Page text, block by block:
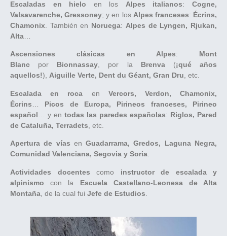
Escaladas en hielo en los Alpes italianos:Cogne,
Valsavarenche, Gressoney; y en los Alpes franceses: Écrins,
Chamonix . También en Noruega: Alpes de Lyngen, Rjukan,
Alta
Ascensiones clásicas en Alpes: Mont
Blanc por Bionnassay, por la Brenva(¡qué años
aquellos!), Aiguille Verte, Dent du Géant, Gran Dru, etc.
Escalada en roca en Vercors, Verdon, Chamonix,
Écrins
Picos de Europa, Pirineos franceses, Pirineo
español … y en todas las paredes españolas: Riglos, Pared
de Cataluña, Terradets , etc.
Apertura de vías enGuadarrama, Gredos, Laguna Negra,
Comunidad Valenciana, Segovia y Soria
Actividades docentes como instructor de escalada y
alpinismo con la Escuela Castellano-Leonesa de Alta
Montaña , de la cual fui Jefe de Estudios